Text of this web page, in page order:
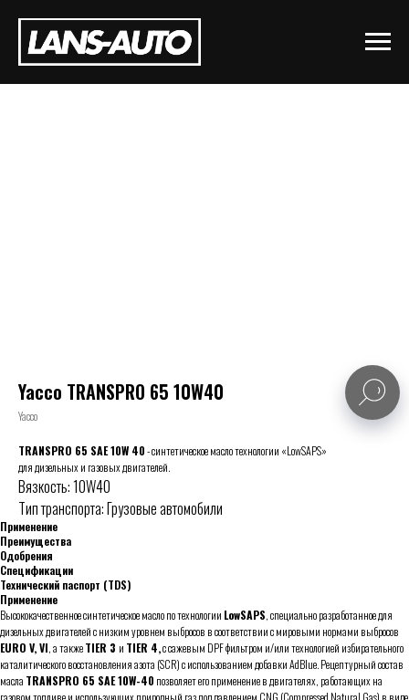
Yacco TRANSPRO 65 10W40
Yacco
TRANSPRO 65 SAE 10W 40- синтетическое масло технологии «LowSAPS»
для дизельных и газовых двигателей.
Вязкость: 10W40
Тип транспорта: Грузовые автомобили
Применение
Преимущества
Одобрения
Спецификации
Технический паспорт (TDS)
Применение
Высококачественное синтетическое масло по технологии LowSAPS, специально разработанное для
дизельных двигателей с низким уровнем выбросов в соответствии с мировыми нормами выбросов
EURO V, VI, а такжеTIER 3 и TIER 4,с сажевым DPF фильтром и/или технологией избирательного
каталитического восстановления азота (SCR) с использованием добавки AdBlue. Рецептурный состав
масла TRANSPRO 65 SAE 10W-40 позволяет его применение в двигателях, работающих на
газовом топливе и использующих природный газ под давлением CNG (Compressed Natural Gas) в виде